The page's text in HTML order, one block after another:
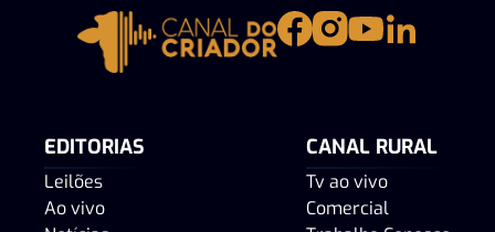
EDITORIAS
Leilões
Ao vivo
CANAL RURAL
Tv ao vivo
Comercial